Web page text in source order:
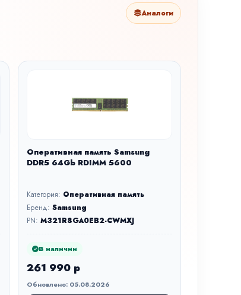
Аналоги
Оперативная память Samsung
DDR5 64Gb RDIMM 5600
Категория: Оперативная память
Бренд: Samsung
PN: M321R8GA0EB2-CWMXJ
В наличии
261 990 р
Обновлено: 05.08.2026